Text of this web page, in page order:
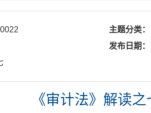
主题分类：
发布日期：
《审计法》解读之